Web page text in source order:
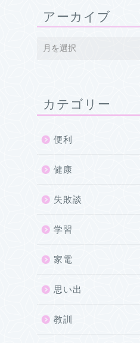
アーカイブ
カテゴリー
便利
健康
失敗談
学習
家電
思い出
教訓